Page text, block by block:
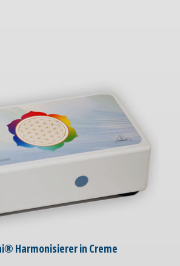
Harmonisierer in Creme